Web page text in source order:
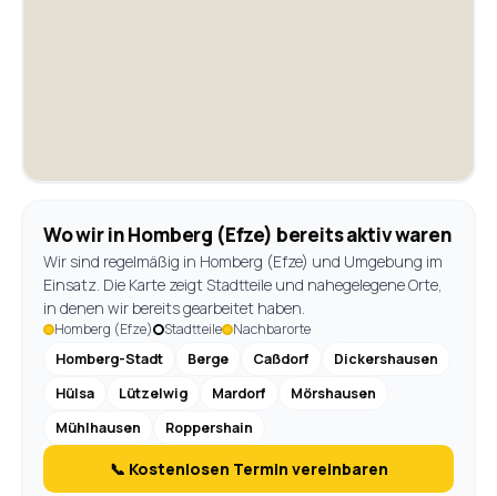
Wo wir in Homberg (Efze) bereits aktiv waren
Wir sind regelmäßig in Homberg (Efze) und Umgebung im
Einsatz. Die Karte zeigt Stadtteile und nahegelegene Orte,
in denen wir bereits gearbeitet haben.
Homberg (Efze) Stadtteile
Nachbarorte
Homberg-Stadt
Berge Caßdorf
Dickershausen
Hülsa
Lützelwig Mardorf
Mörshausen
Mühlhausen
Roppershain
📞 Kostenlosen Termin vereinbaren